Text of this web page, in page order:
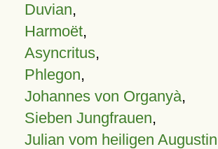
Duvian,
Harmoët,
Asyncritus,
Phlegon,
Johannes von Organyà,
Sieben Jungfrauen,
Julian vom heiligen